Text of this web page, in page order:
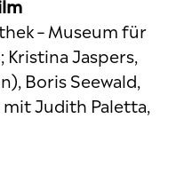
– Museum für
Kristina Jaspers,
Boris Seewald,
Judith Paletta,